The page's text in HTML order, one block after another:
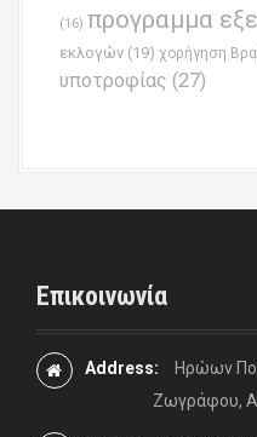
(16) προγραμμα
εκλογών (19) χορήγηση
υποτροφίας (27)
Επικοινωνία
Address:
Ηρώων
Ζωγράφου,